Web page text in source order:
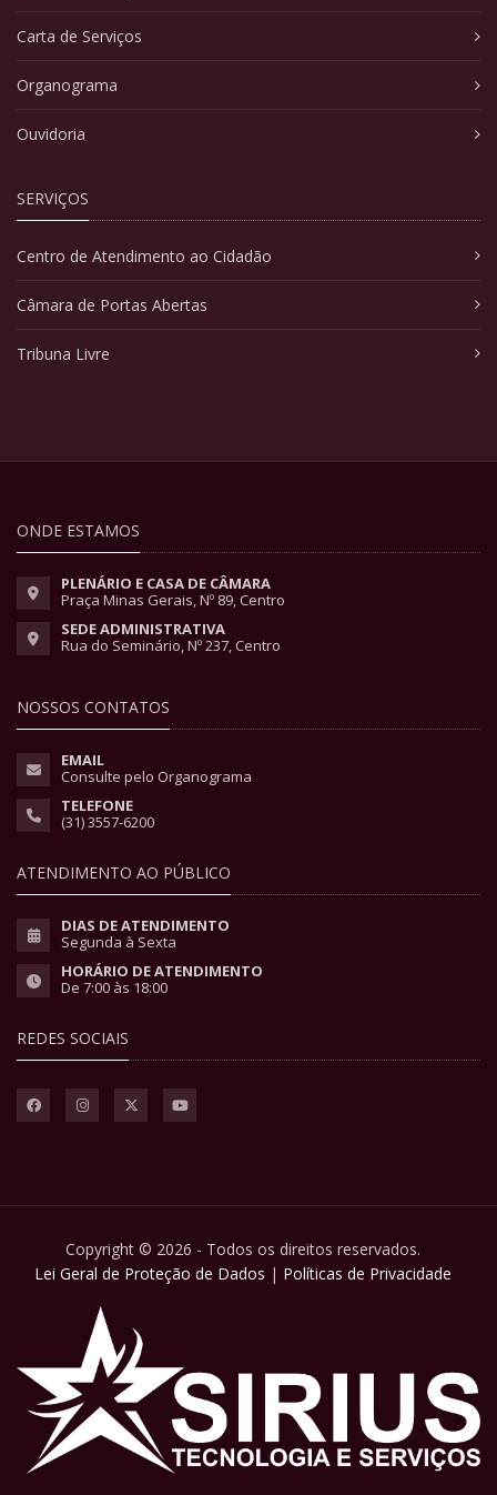
Carta de Serviços
Organograma
Ouvidoria
SERVIÇOS
Centro de Atendimento ao Cidadão
Câmara de Portas Abertas
Tribuna Livre
ONDE ESTAMOS
PLENÁRIO E CASA DE CÂMARA
Praça Minas Gerais, Nº 89, Centro
SEDE ADMINISTRATIVA
Rua do Seminário, Nº 237, Centro
NOSSOS CONTATOS
EMAIL
Consulte pelo Organograma
TELEFONE
(31) 3557-6200
ATENDIMENTO AO PÚBLICO
DIAS DE ATENDIMENTO
Segunda à Sexta
HORÁRIO DE ATENDIMENTO
De 7:00 às 18:00
REDES SOCIAIS
Copyright © 2026 - Todos os direitos reservados.
Lei Geral de Proteção de Dados | Políticas de Privacidade